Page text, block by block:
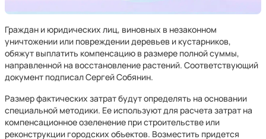
Граждан и юридических лиц, виновных в незаконном
уничтожении или повреждении деревьев и кустарников,
обяжут выплатить компенсацию в размере полной суммы,
направленной на восстановление растений. Соответствующий
документ подписал Сергей Собянин.
Размер фактических затрат будут определять на основании
специальной методики. Ее используют для расчета затрат на
компенсационное озеленение при строительстве или
реконструкции городских объектов. Возместить придется